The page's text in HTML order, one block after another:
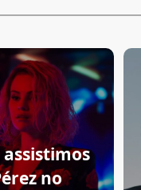
assistimos
no